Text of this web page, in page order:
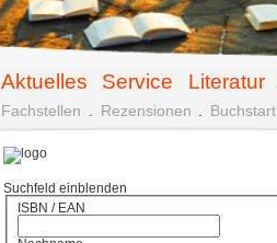
Aktuelles Service Literatur
Fachstellen Rezensionen Buchstart
Suchfeld einblenden
ISBN / EAN